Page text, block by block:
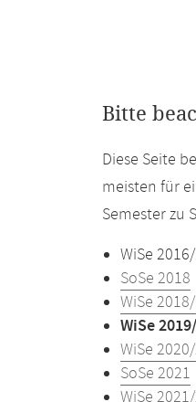
Bitte
Diese Seite
meisten für
Semester zu
WiSe
SoSe 2018
WiSe
WiSe
WiSe
SoSe 2021
WiSe